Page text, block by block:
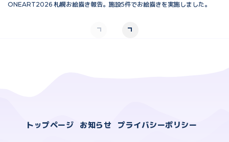
ONEART2026 札幌お絵描き報告。施設5件でお絵描きを実施しました。
トップページ お知らせ プライバシーポリシー